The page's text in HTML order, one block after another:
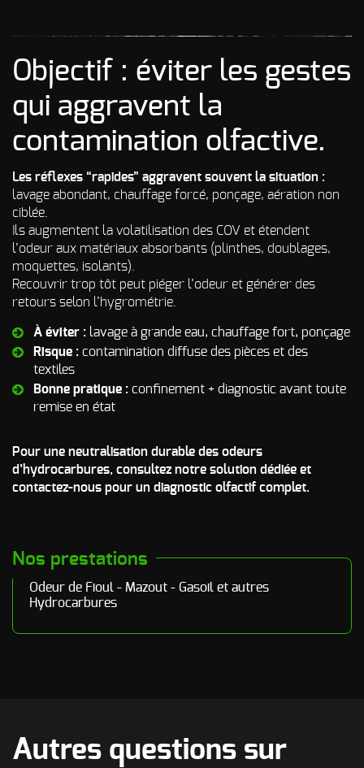
autres
Odeur de Moisi
- Odeur
Odeur de
Renfermé
Odeur de
Restauration -
Odeur de
Gras
d’incendie
- odeurs de
brûlé
Autres Odeurs
INTERVENTIONS
AVISCLIENTS
FAQ
QUI SOMMES-
CONTACT
Objectif : éviter les gestes
qui aggravent la
contamination olfactive.
Les réflexes “rapides” aggravent souvent la situation :
lavage abondant, chauffage forcé, ponçage, aération non
ciblée.
Ils augmentent la volatilisation des COV et étendent
l’odeur aux matériaux absorbants (plinthes, doublages,
moquettes, isolants).
Recouvrir trop tôt peut piéger l’odeur et générer des
retours selon l’hygrométrie.
À éviter : lavage à grande eau, chauffage fort, ponçage
Risque : contamination diffuse des pièces et des
textiles
Bonne pratique : confinement + diagnostic avant toute
remise en état
Pour une neutralisation durable des odeurs
d’hydrocarbures, consultez notre solution dédiée et
contactez-nous pour un diagnostic olfactif complet.
Nos prestations
Odeur de Fioul - Mazout - Gasoil et autres
Hydrocarbures
Autres questions sur